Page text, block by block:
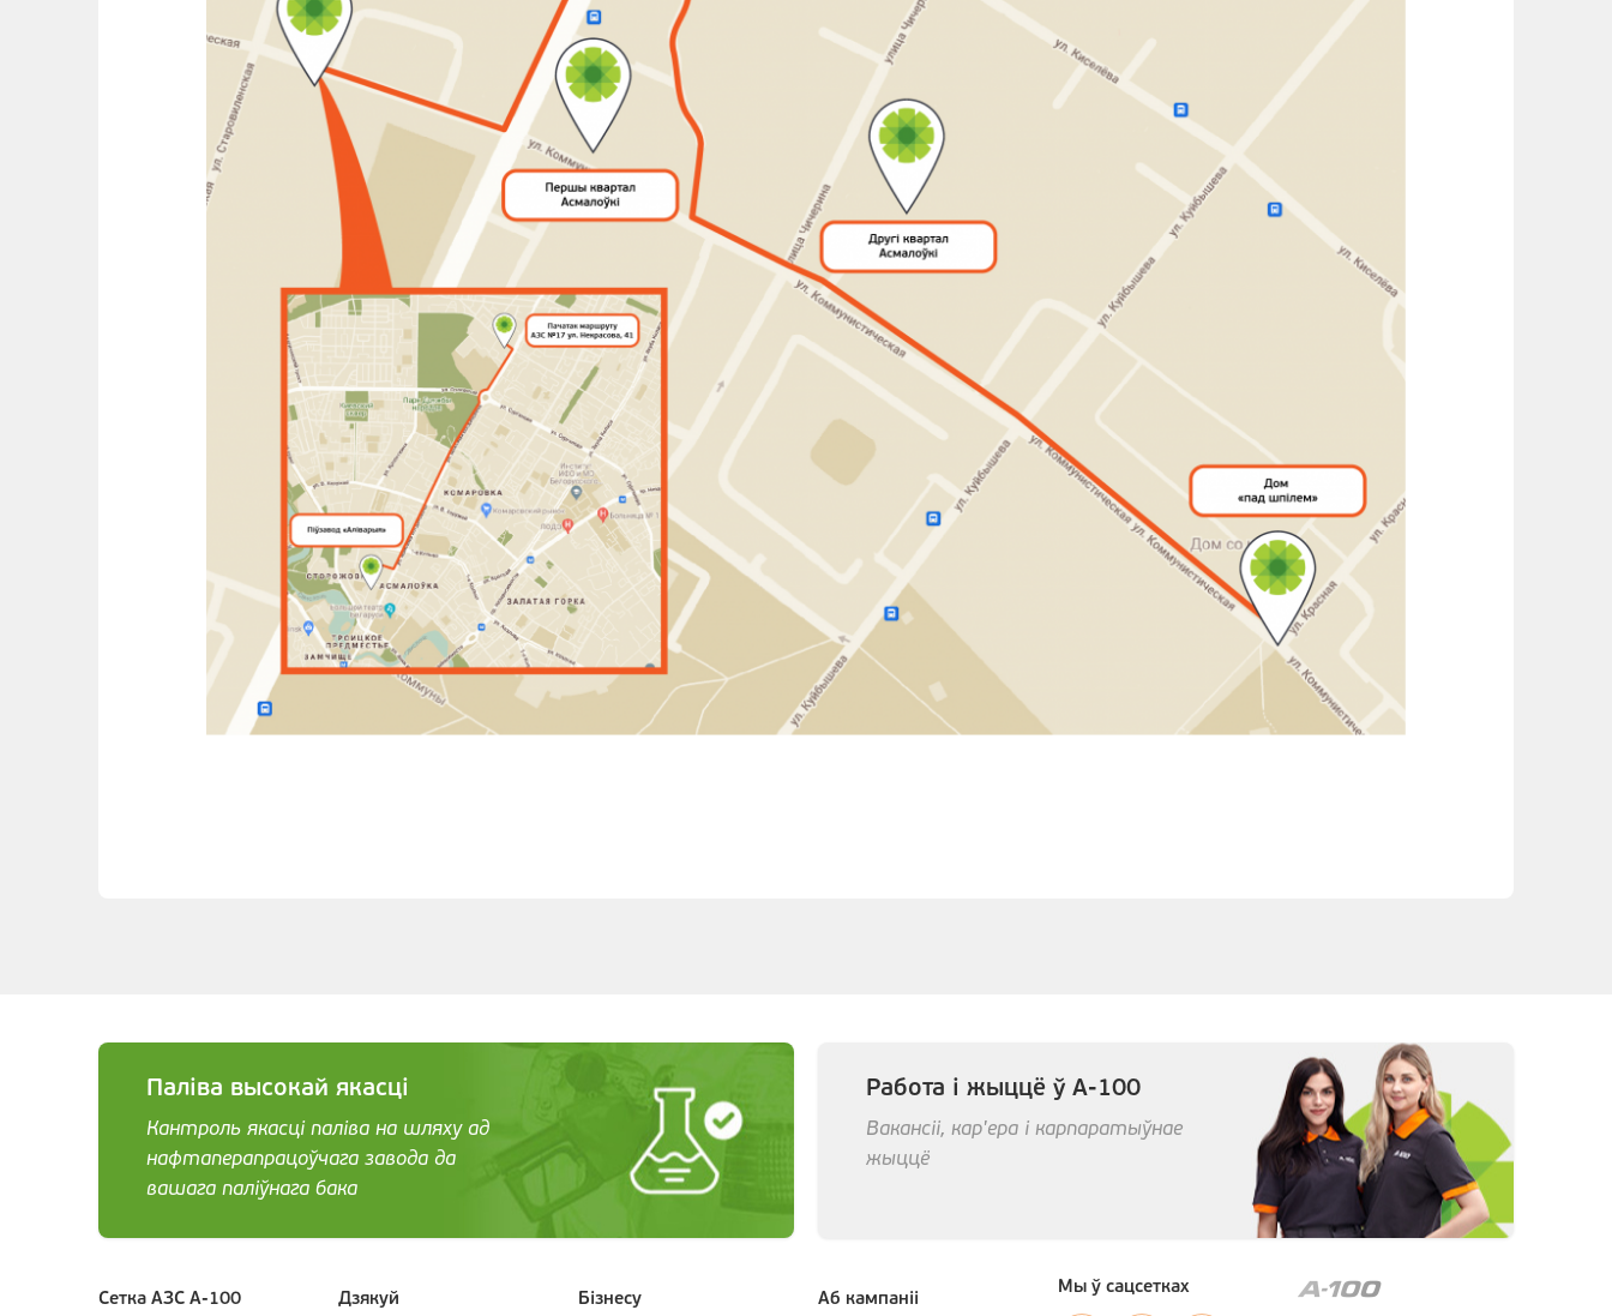
Паліва высокай якасці
Кантроль якасці паліва на шляху ад
нафтаперапрацоўчага завода да
вашага паліўнага бака
Работа і жыццё ў А-100
Вакансіі, кар'ера і карпаратыўнае
жыццё
Сетка АЗС А-100 Дзякуй Бiзнесу Аб кампанii
Мы ў сацсетках